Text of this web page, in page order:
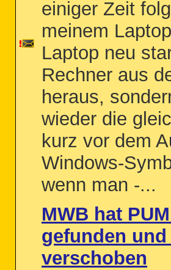
einiger Zeit
meinem
Laptop neu
Rechner aus
heraus,
wieder die
kurz vor dem
Windows-
wenn man -...
MWB hat
gefunden
verschoben